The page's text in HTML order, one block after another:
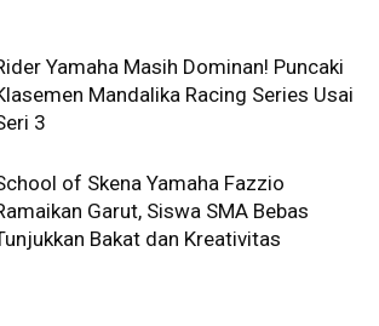
Yamaha Masih Dominan! Puncaki
Mandalika Racing Series Usai
3
of Skena Yamaha Fazzio
Garut, Siswa SMA Bebas
Bakat dan Kreativitas